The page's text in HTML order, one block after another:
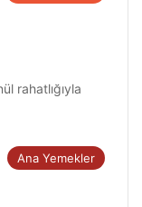
rahatlığıyla
Ana Yemekler